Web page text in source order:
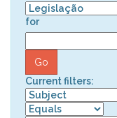
for
Current filters: